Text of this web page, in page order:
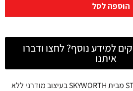
הוספה לסל
למידע נוסף? לחצו ודברו
איתנו
טלוויזיה “43 מסדרת STD2000 מבית SKYWORTH בעיצוב מודרני ללא